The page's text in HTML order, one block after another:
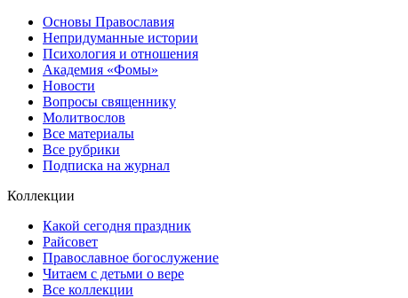
Основы Православия
Непридуманные истории
Психология и отношения
Академия «Фомы»
Новости
Вопросы священнику
Молитвослов
Все материалы
Все рубрики
Подписка на журнал
Коллекции
Какой сегодня праздник
Райсовет
Православное богослужение
Читаем с детьми о вере
Все коллекции